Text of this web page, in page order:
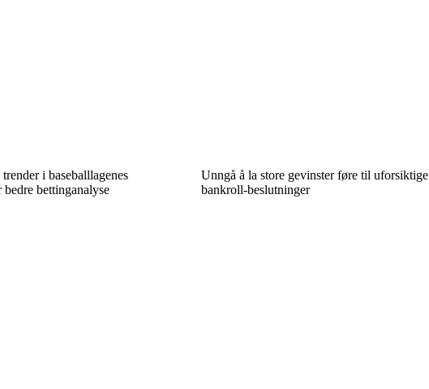
i baseballlagenes
bedre bettinganalyse
Unngå å la store gevinster føre til uforsiktige
bankroll-beslutninger